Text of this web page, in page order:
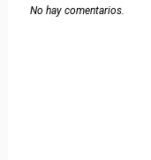
No hay comentarios.